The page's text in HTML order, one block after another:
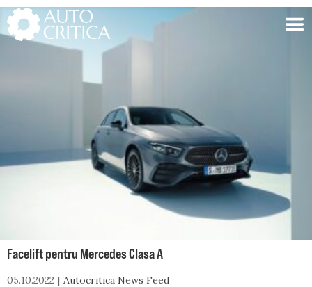
Skip
to
content
Facelift pentru Mercedes Clasa A
05.10.2022 Autocritica News Feed